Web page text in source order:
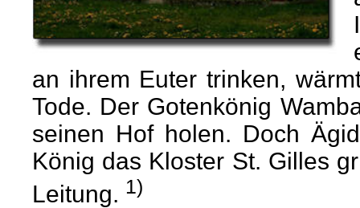
an ihrem Euter trinken,
Tode. Der Gotenkönig
seinen Hof holen. Doch
König das Kloster St. Gilles
Leitung. 1)